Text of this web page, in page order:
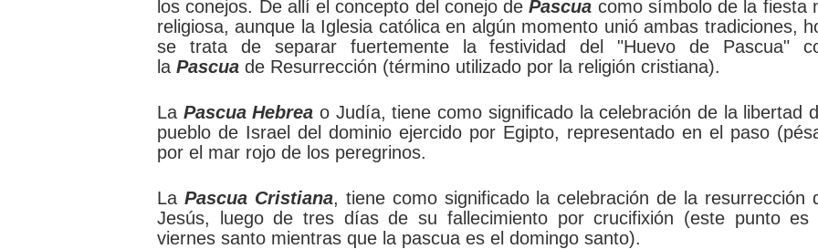
los conejos. De allí el concepto del conejo dePascua como símbolo de la fiesta
religiosa, aunque la Iglesia católica en algún momento unió ambas tradiciones,
se trata de separar fuertemente la festividad del "Huevo de Pascua"
la Pascua de Resurrección (término utilizado por la religión cristiana).
La Pascua Hebrea o Judía, tiene como significado la celebración de la libertad
pueblo de Israel del dominio ejercido por Egipto, representado en el paso
por el mar rojo de los peregrinos.
La Pascua Cristiana, tiene como significado la celebración de la resurrección
Jesús, luego de tres días de su fallecimiento por crucifixión (este punto es
viernes santo mientras que la pascua es el domingo santo).